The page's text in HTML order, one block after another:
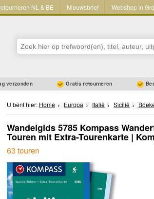
NL & BE Nieuwsbrief Webshop in
verzonden Gratis retourneren
U bent hier: Home Europa Italië Sicilië
Wandelgids 5785 Kompass
Touren mit Extra-Tourenkarte |
63 touren